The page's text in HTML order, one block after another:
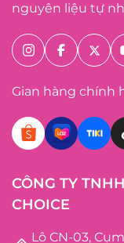
nguyên liệu tự
Gian hàng chính
CÔNG TY
CHOICE
Lô CN-03,